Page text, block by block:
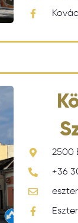
2500
+36